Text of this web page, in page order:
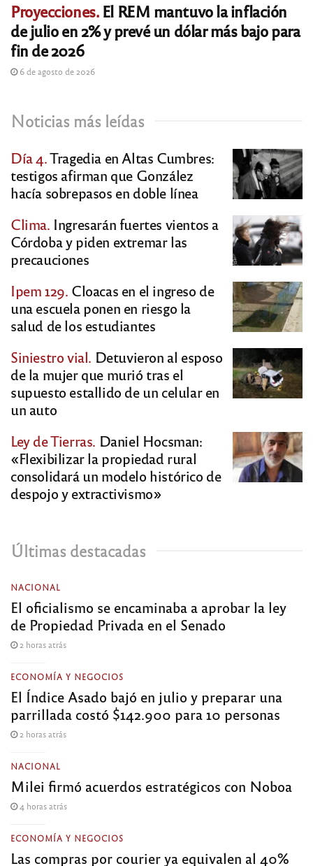
Proyecciones.El REM mantuvo la inflación
de julio en 2% y prevé un dólar más bajo para
fin de 2026
6 de agosto de 2026
Noticias más leídas
Día 4.Tragedia en Altas Cumbres:
testigos afirman que González
hacía sobrepasos en doble línea
Clima. Ingresarán fuertes vientos a
Córdoba y piden extremar las
precauciones
Ipem 129. Cloacas en el ingreso de
una escuela ponen en riesgo la
salud de los estudiantes
Siniestro vial. Detuvieron al esposo
de la mujer que murió tras el
supuesto estallido de un celular en
un auto
Ley de Tierras. Daniel Hocsman:
«Flexibilizar la propiedad rural
consolidará un modelo histórico de
despojo y extractivismo»
Últimas destacadas
NACIONAL
El oficialismo se encaminaba a aprobar la ley
de Propiedad Privada en el Senado
2 horas atrás
ECONOMÍA Y NEGOCIOS
El Índice Asado bajó en julio y preparar una
parrillada costó $142.900 para 10 personas
2 horas atrás
NACIONAL
Milei firmó acuerdos estratégicos con Noboa
4 horas atrás
ECONOMÍA Y NEGOCIOS
Las compras por courier ya equivalen al 40%